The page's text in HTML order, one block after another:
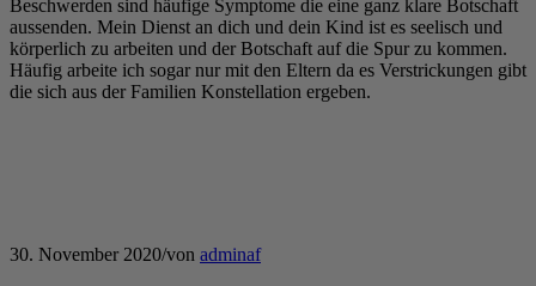
Beschwerden sind häufige Symptome die eine ganz klare Botschaft
aussenden. Mein Dienst an dich und dein Kind ist es seelisch und
körperlich zu arbeiten und der Botschaft auf die Spur zu kommen.
Häufig arbeite ich sogar nur mit den Eltern da es Verstrickungen gibt
die sich aus der Familien Konstellation ergeben.
30. November 2020/von adminaf